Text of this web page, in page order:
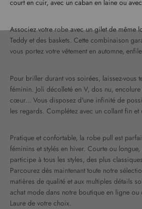
court en cuir, avec un caban en laine ou
Associez votrerobeavec un gilet de même
Teddy et des baskets. Cette combinaison
vous portez votre vêtement en automne,
Pour briller durant vos soirées, laissez-vous
féminin. Joli décolleté en V, dos nu,
cœur... Vous disposez d'une infinité de
les regards. Complétez avec un collant fin
Pratique et confortable, la robe pull est
féminins et stylés en hiver. Courte ou
participe à tous les styles, des plus
Parcourez dès maintenant toute notre
matières de qualité et aux multiples détails
achat mode dans notre boutique en ligne
Laure de votre choix.
d
’
i
o
r
m
a
o
n
: